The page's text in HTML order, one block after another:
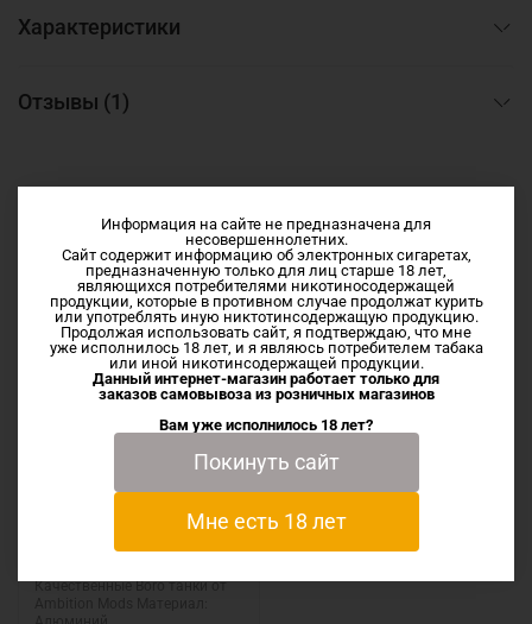
Характеристики
Отзывы (1)
Сопутствующие товары
-11%
Качественные Boro танки от
Информация на сайте не предназначена для
несовершеннолетних.
Сайт содержит информацию об электронных сигаретах,
предназначенную только для лиц старше 18 лет,
являющихся потребителями никотиносодержащей
продукции, которые в противном случае продолжат курить
или употреблять иную никтотинсодержащую продукцию.
Продолжая использовать сайт, я подтверждаю, что мне
уже исполнилось 18 лет, и я являюсь потребителем табака
или иной никотинсодержащей продукции.
Данный интернет-магазин работает только для
заказов самовывоза из розничных магазинов
Вам уже исполнилось 18 лет?
Покинуть сайт
Мне есть 18 лет